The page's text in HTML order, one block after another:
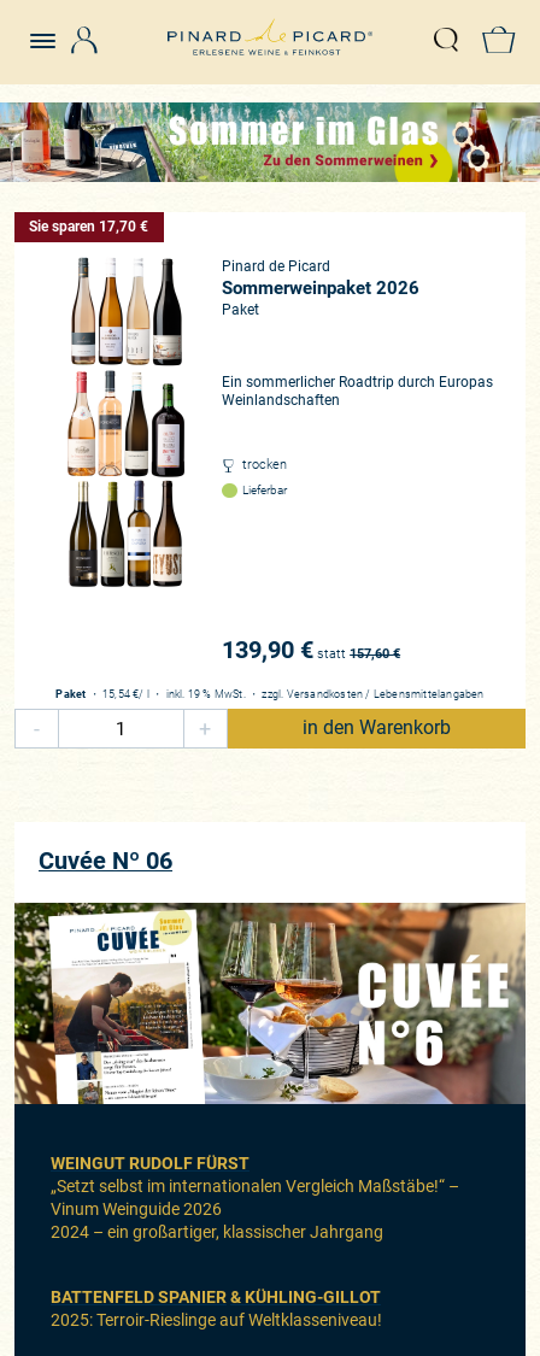
Suche
Sie sparen 17,70 €
Pinard de Picard
Sommerweinpaket 2026
Paket
Ein sommerlicher Roadtrip durch Europas
Weinlandschaften
trocken
Lieferbar
139,90 € statt 157,60€
Paket ・ 15,54 €/ l ・ inkl. 19 % MwSt.・zzgl. Versandkosten / Lebensmittelangaben
- + in den Warenkorb
Cuvée Nº 06
WEINGUT RUDOLF FÜRST
„Setzt selbst im internationalen Vergleich Maßstäbe!“ –
Vinum Weinguide 2026
2024 – ein großartiger, klassischer Jahrgang
BATTENFELD SPANIER& KÜHLING-GILLOT
2025: Terroir-Rieslinge auf Weltklasseniveau!